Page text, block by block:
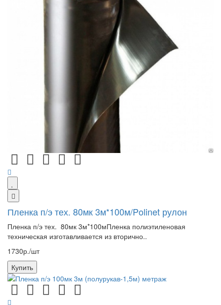
Пленка п/э тех. 80мк 3м*100м/Polinet рулон
Пленка п/э тех. 80мк 3м*100мПленка полиэтиленовая
техническая изготавливается из вторично..
1730р./шт
Купить